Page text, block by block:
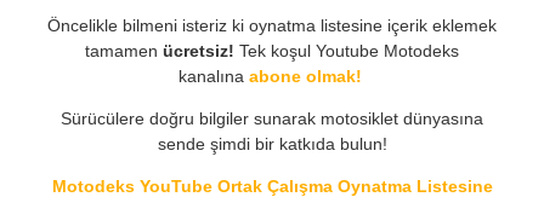
Öncelikle bilmeni isteriz ki oynatma listesine içerik eklemek
tamamen ücretsiz! Tek koşul Youtube Motodeks
kanalına abone olmak!
Sürücülere doğru bilgiler sunarak motosiklet dünyasına
sende şimdi bir katkıda bulun!
Motodeks YouTube Ortak Çalışma Oynatma Listesine